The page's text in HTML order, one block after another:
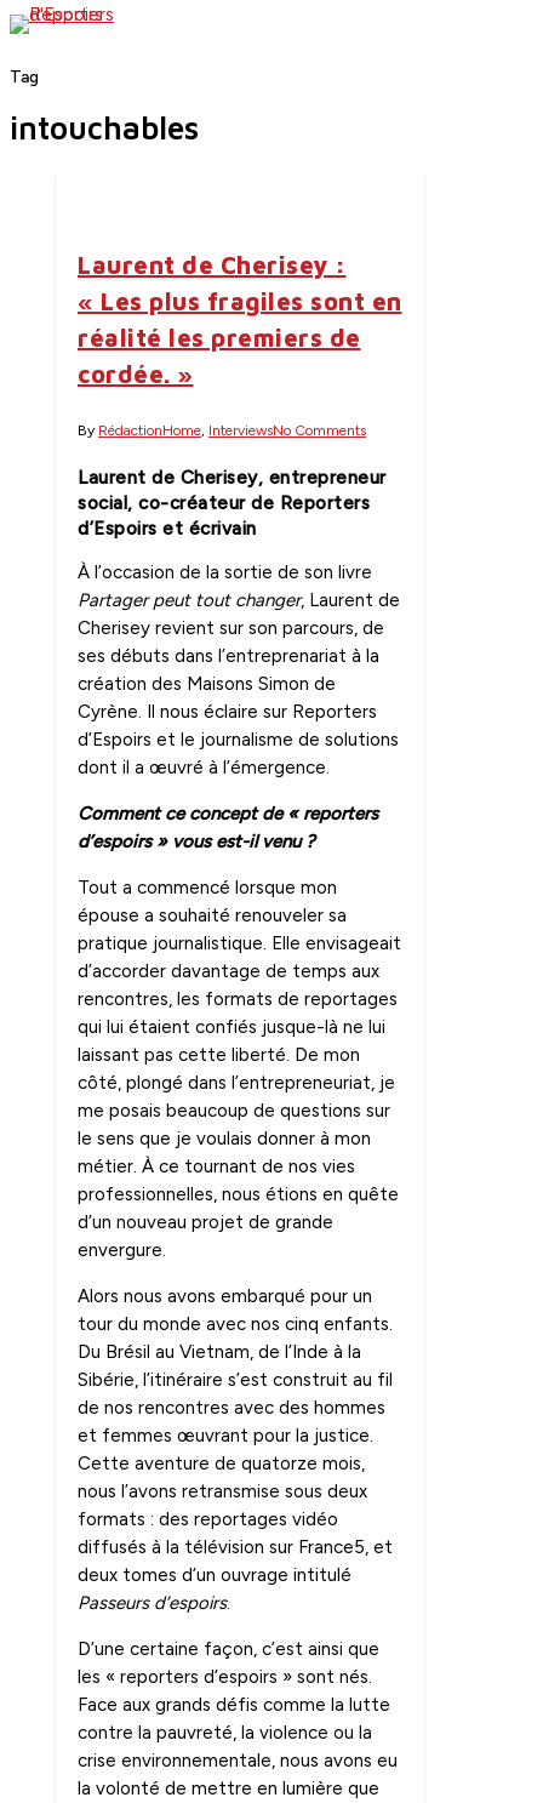
Skip
main
Tag
intouchables
Laurent de Cherisey :
« Les plus fragiles sont en
réalité les premiers de
cordée. »
By RédactionHome, InterviewsNo Comments
Laurent de Cherisey, entrepreneur
social, co-créateur de Reporters
d’Espoirs et écrivain
À l’occasion de la sortie de son livre
Partager peut tout changer, Laurent de
Cherisey revient sur son parcours, de
ses débuts dans l’entreprenariat à la
création des Maisons Simon de
Cyrène. Il nous éclaire sur Reporters
d’Espoirs et le journalisme de solutions
dont il a œuvré à l’émergence.
Comment ce concept de « reporters
d’espoirs » vous est-il venu ?
Tout a commencé lorsque mon
épouse a souhaité renouveler sa
pratique journalistique. Elle envisageait
d’accorder davantage de temps aux
rencontres, les formats de reportages
qui lui étaient confiés jusque-là ne lui
laissant pas cette liberté. De mon
côté, plongé dans l’entrepreneuriat, je
me posais beaucoup de questions sur
le sens que je voulais donner à mon
métier. À ce tournant de nos vies
professionnelles, nous étions en quête
d’un nouveau projet de grande
envergure.
Alors nous avons embarqué pour un
tour du monde avec nos cinq enfants.
Du Brésil au Vietnam, de l’Inde à la
Sibérie, l’itinéraire s’est construit au fil
de nos rencontres avec des hommes
et femmes œuvrant pour la justice.
Cette aventure de quatorze mois,
nous l’avons retransmise sous deux
formats : des reportages vidéo
diffusés à la télévision sur France5, et
deux tomes d’un ouvrage intitulé
Passeurs d’espoirs.
D’une certaine façon, c’est ainsi que
les « reporters d’espoirs » sont nés.
Face aux grands défis comme la lutte
contre la pauvreté, la violence ou la
crise environnementale, nous avons eu
la volonté de mettre en lumière que